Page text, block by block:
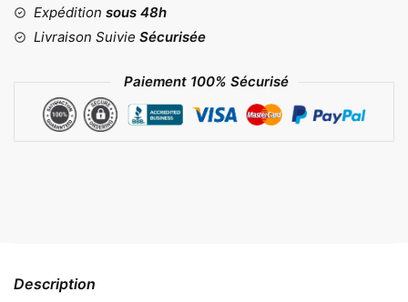
Expédition sous 48h
Livraison Suivie Sécurisée
Paiement 100% Sécurisé
Description